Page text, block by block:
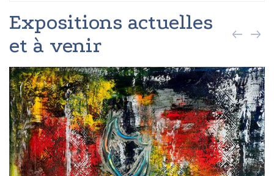
Expositions actuelles
et à venir